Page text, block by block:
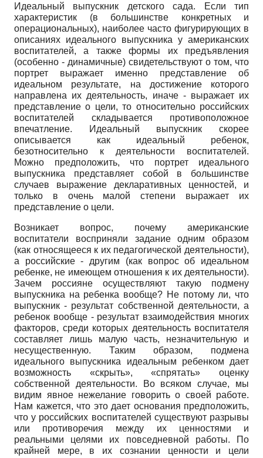
Идеальный выпускник детского сада. Если тип
характеристик (в большинстве конкретных и
операциональных), наиболее часто фигурирующих в
описаниях идеального выпускника у американских
воспитателей, а также формы их предъявления
(особенно - динамичные) свидетельствуют о том, что
портрет выражает именно представление об
идеальном результате, на достижение которого
направлена их деятельность, иначе - выражает их
представление о цели, то относительно российских
воспитателей складывается противоположное
впечатление. Идеальный выпускник скорее
описывается как идеальный ребенок,
безотносительно к деятельности воспитателей.
Можно предположить, что портрет идеального
выпускника представляет собой в большинстве
случаев выражение декларативных ценностей, и
только в очень малой степени выражает их
представление о цели.
Возникает вопрос, почему американские
воспитатели восприняли задание одним образом
(как относящееся к их педагогической деятельности),
а российские - другим (как вопрос об идеальном
ребенке, не имеющем отношения к их деятельности).
Зачем россияне осуществляют такую подмену
выпускника на ребенка вообще? Не потому ли, что
выпускник - результат собственной деятельности, а
ребенок вообще - результат взаимодействия многих
факторов, среди которых деятельность воспитателя
составляет лишь малую часть, незначительную и
несущественную. Таким образом, подмена
идеального выпускника идеальным ребенком дает
возможность «скрыть», «спрятать» оценку
собственной деятельности. Во всяком случае, мы
видим явное нежелание говорить о своей работе.
Нам кажется, что это дает основания предположить,
что у российских воспитателей существуют разрывы
или противоречия между их ценностями и
реальными целями их повседневной работы. По
крайней мере, в их сознании ценности и цели